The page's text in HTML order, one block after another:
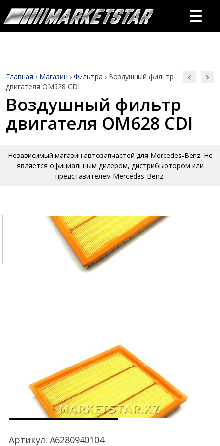
Главная › Магазин › Фильтра › Воздушный фильтр
двигателя OM628 CDI
Воздушный фильтр
двигателя OM628 CDI
Независимый магазин автозапчастей для Mercedes-Benz. Не
является официальным дилером, дистрибьютором или
представителем Mercedes-Benz.
Артикул: A6280940104